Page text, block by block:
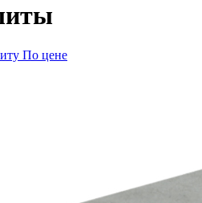
По цене